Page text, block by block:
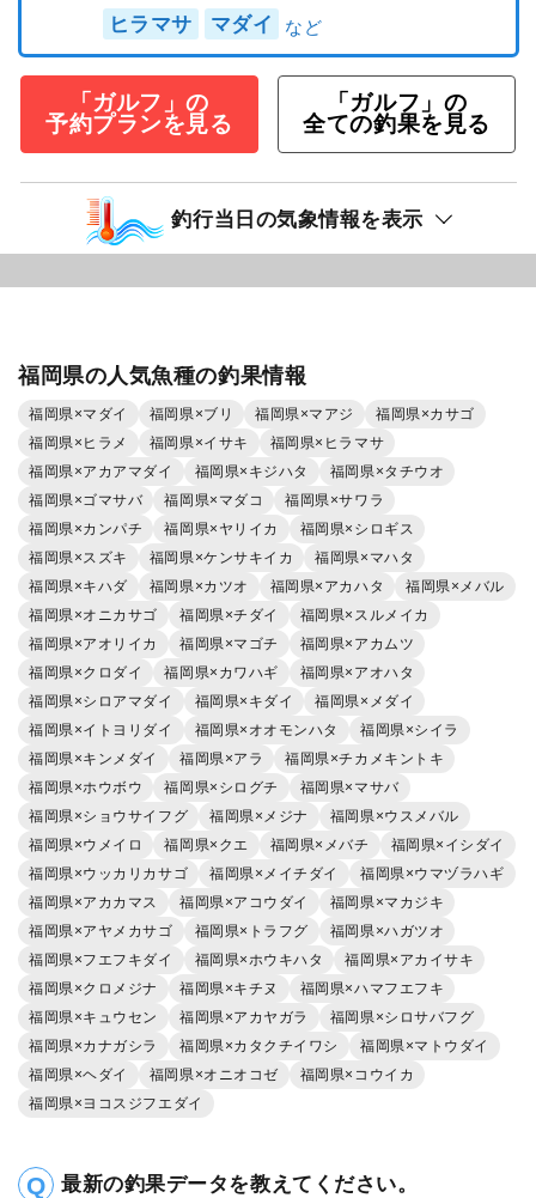
ヒラマサ マダイ
「ガルフ」の
予約プランを見る
「ガルフ」の
全ての釣果を見る
釣行当日の気象情報を表示
福岡県の人気魚種の釣果情報
福岡県×マダイ 福岡県×ブリ 福岡県×マアジ
福岡県×カサゴ
福岡県×ヒラメ
福岡県×イサキ
福岡県×ヒラマサ
福岡県×アカアマダイ
福岡県×キジハタ
福岡県×タチウオ
福岡県×ゴマサバ
福岡県×マダコ
福岡県×サワラ
福岡県×カンパチ
福岡県×ヤリイカ
福岡県×シロギス
福岡県×スズキ
福岡県×ケンサキイカ
福岡県×マハタ
福岡県×キハダ
福岡県×カツオ 福岡県×アカハタ
福岡県×メバル
福岡県×オニカサゴ
福岡県×チダイ
福岡県×スルメイカ
福岡県×アオリイカ
福岡県×マゴチ
福岡県×アカムツ
福岡県×クロダイ
福岡県×カワハギ
福岡県×アオハタ
福岡県×シロアマダイ
福岡県×キダイ
福岡県×メダイ
福岡県×イトヨリダイ
福岡県×オオモンハタ
福岡県×シイラ
福岡県×キンメダイ
福岡県×アラ
福岡県×チカメキントキ
福岡県×ホウボウ
福岡県×シログチ
福岡県×マサバ
福岡県×ショウサイフグ
福岡県×メジナ
福岡県×ウスメバル
福岡県×ウメイロ
福岡県×クエ 福岡県×メバチ
福岡県×イシダイ
福岡県×ウッカリカサゴ
福岡県×メイチダイ
福岡県×ウマヅラハギ
福岡県×アカカマス
福岡県×アコウダイ
福岡県×マカジキ
福岡県×アヤメカサゴ
福岡県×トラフグ
福岡県×ハガツオ
福岡県×フエフキダイ
福岡県×ホウキハタ
福岡県×アカイサキ
福岡県×クロメジナ
福岡県×キチヌ
福岡県×ハマフエフキ
福岡県×キュウセン
福岡県×アカヤガラ
福岡県×シロサバフグ
福岡県×カナガシラ
福岡県×カタクチイワシ
福岡県×マトウダイ
福岡県×ヘダイ
福岡県×オニオコゼ
福岡県×コウイカ
福岡県×ヨコスジフエダイ
最新の釣果データを教えてください。